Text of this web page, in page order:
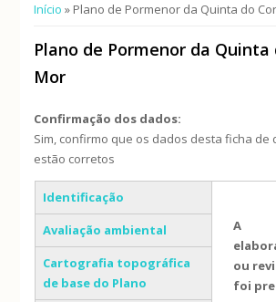
Está aqui
Início » Plano de Pormenor da Quinta do
Plano de Pormenor da Quinta
Mor
Confirmação dos dados:
Sim, confirmo que os dados desta ficha de
estão corretos
Separadores verticais
Identificação
Avaliação ambiental
Cartografia topográfica
de base do Plano
A
ou
foi